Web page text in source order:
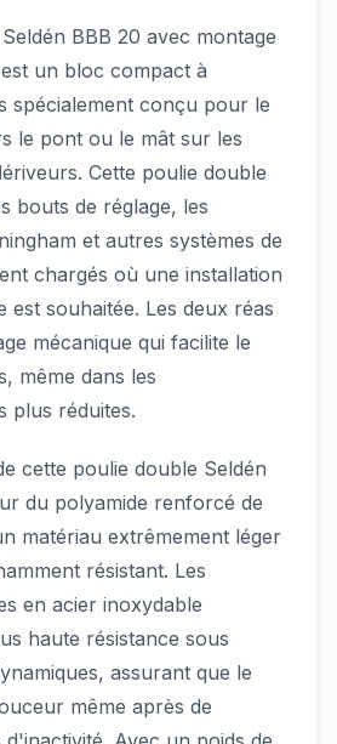
BBB 20 avec montage
un bloc compact à
spécialement conçu pour le
le pont ou le mât sur les
Cette poulie double
bouts de réglage, les
et autres systèmes de
chargés où une installation
est souhaitée. Les deux réas
mécanique qui facilite le
même dans les
plus réduites.
cette poulie double Seldén
du polyamide renforcé de
matériau extrêmement léger
résistant. Les
en acier inoxydable
haute résistance sous
assurant que le
même après de